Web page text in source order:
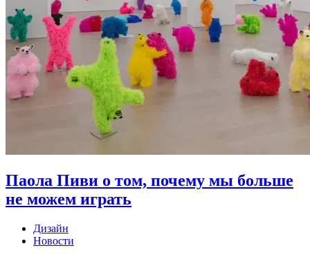
Паола Пиви о том, почему мы больше
не можем играть
Дизайн
Новости